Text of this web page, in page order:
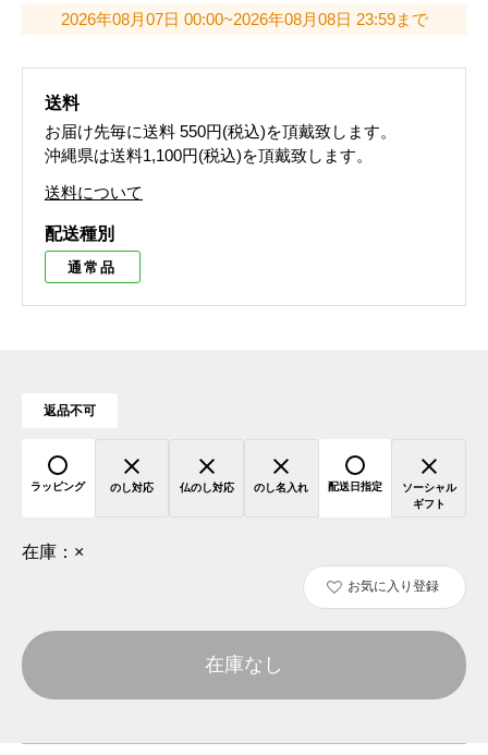
2026年08月07日 00:00~2026年08月08日 23:59まで
送料
お届け先毎に送料 550円(税込)を頂戴致します。
沖縄県は送料1,100円(税込)を頂戴致します。
送料について
配送種別
通常品
返品不可
ラッピング のし対応 仏のし対応 のし名入れ 配送日指定
ソーシャル
ギフト
在庫： ×
お気に入り登録
在庫なし